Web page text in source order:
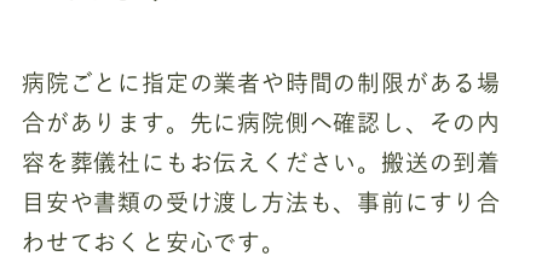
病院ごとに指定の業者や時間の制限がある場
合があります。先に病院側へ確認し、その内
容を葬儀社にもお伝えください。搬送の到着
目安や書類の受け渡し方法も、事前にすり合
わせておくと安心です。